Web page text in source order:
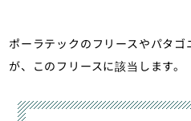
ポーラテックのフリースやパタ
が、このフリースに該当します。